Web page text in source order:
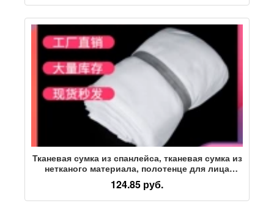
Тканевая сумка из спанлейса, тканевая сумка из
нетканого материала, полотенце для лица
простого плетения, подгузники, влажные
салфетки, впитывающие и липкие, хлопковое
полиэфирное волокно, мягкие
124.85 руб.